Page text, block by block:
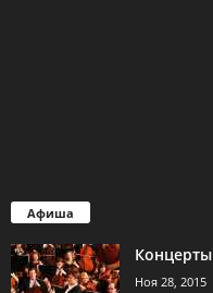
Афиша
Концерты
Ноя 28, 2015